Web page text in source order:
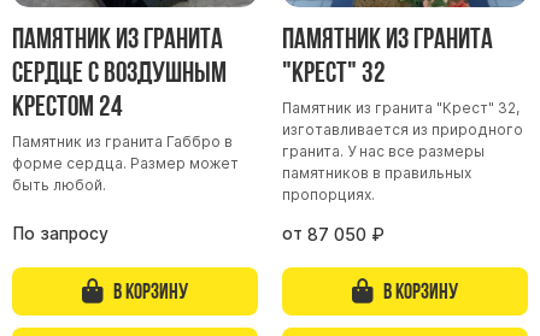
Памятники зеленые
Памятники из гранита Возрождение
Памятники из гранита Гранатовый Амфиболит
Памятники из гранита Сюскюянсаари
Памятники из гранита Балтик Грин
Памятники из гранита Покостовский
Памятники из гранита Лезниковский
Памятник из гранита
Сердце с воздушным
крестом 24
Памятник из гранита Габбро в
форме сердца. Размер может
быть любой.
По запросу
В корзину
Памятник из гранита
"Крест" 32
Памятник из гранита "Крест" 32,
изготавливается из природного
гранита. У нас все размеры
памятников в правильных
пропорциях.
от 87 050 ₽
В корзину